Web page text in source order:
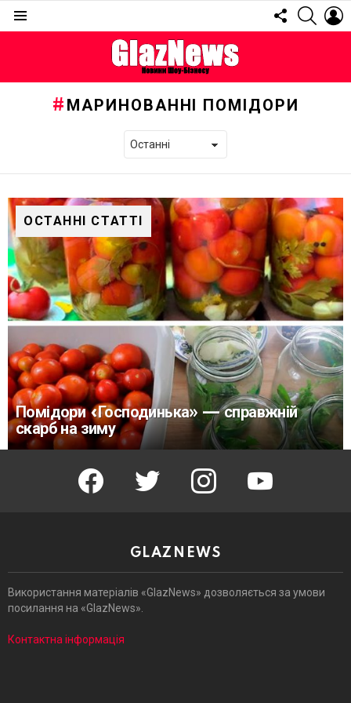
FOLLOW
US
МАРИНОВАННІ ПОМІДОРИ
ОСТАННІ СТАТТІ
Помідори «Господинька» — справжній
скарб на зиму
facebook twitter instagram youtube
GLAZNEWS
Використання матеріалів «GlazNews» дозволяється за умови
посилання на «GlazNews».
Контактна інформація